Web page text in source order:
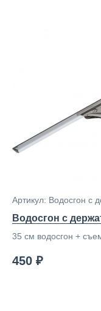
Артикул: Водосгон с
Водосгон с
35 см водосгон +
450 ₽